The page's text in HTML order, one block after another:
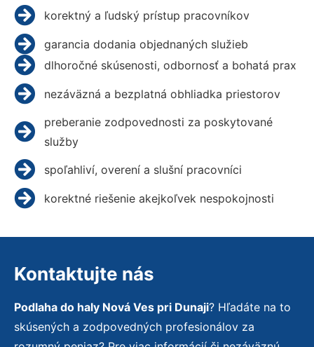
korektný a ľudský prístup pracovníkov
garancia dodania objednaných služieb
dlhoročné skúsenosti, odbornosť a bohatá prax
nezáväzná a bezplatná obhliadka priestorov
preberanie zodpovednosti za poskytované
služby
spoľahliví, overení a slušní pracovníci
korektné riešenie akejkoľvek nespokojnosti
Kontaktujte nás
Podlaha do haly Nová Ves pri Dunaji? Hľadáte na to
skúsených a zodpovedných profesionálov za